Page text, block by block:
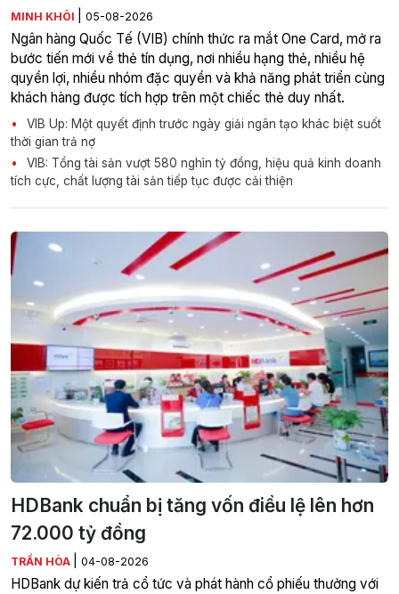
MINH KHÔI 05-08-2026
Ngân hàng Quốc Tế (VIB) chính thức ra mắt One Card, mở ra
bước tiến mới về thẻ tín dụng, nơi nhiều hạng thẻ, nhiều hệ
quyền lợi, nhiều nhóm đặc quyền và khả năng phát triển cùng
khách hàng được tích hợp trên một chiếc thẻ duy nhất.
VIB Up: Một quyết định trước ngày giải ngân tạo khác biệt suốt
thời gian trả nợ
VIB: Tổng tài sản vượt 580 nghìn tỷ đồng, hiệu quả kinh doanh
tích cực, chất lượng tài sản tiếp tục được cải thiện
HDBank chuẩn bị tăng vốn điều lệ lên hơn
72.000 tỷ đồng
TRẦN HÒA 04-08-2026
HDBank dự kiến trả cổ tức và phát hành cổ phiếu thưởng với